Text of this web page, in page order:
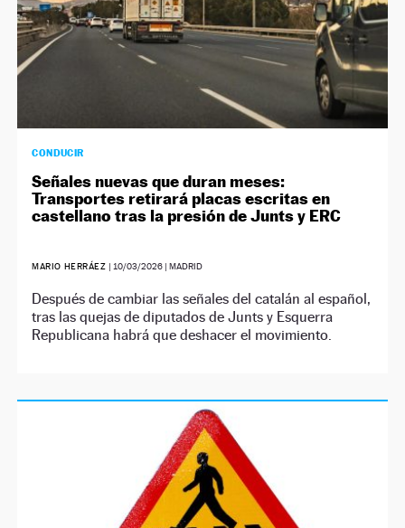
CONDUCIR
Señales nuevas que duran meses:
Transportes retirará placas escritas en
castellano tras la presión de Junts y ERC
MARIO HERRÁEZ | 10/03/2026| MADRID
Después de cambiar las señales del catalán al español,
tras las quejas de diputados de Junts y Esquerra
Republicana habrá que deshacer el movimiento.